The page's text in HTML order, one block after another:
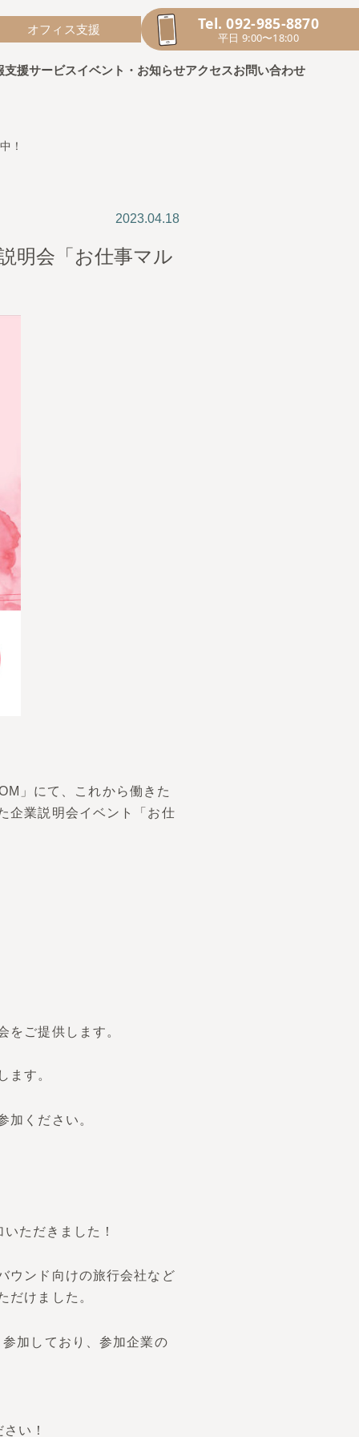
オフィス支援 Tel. 092-985-8870
平日 9:00〜18:00
支援サービスイベント・お知らせアクセスお問い合わせ
！
2023.04.18
明会「お仕事マル
」にて、これから働きた
企業説明会イベント「お仕
をご提供します。
ます。
加ください。
ただきました！
ウンド向けの旅行会社など
だけました。
加しており、参加企業の
い！